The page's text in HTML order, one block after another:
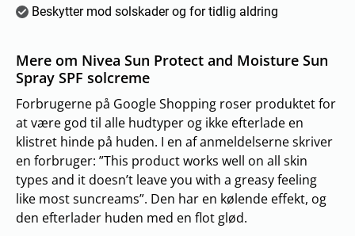
Beskytter mod solskader og for tidlig aldring
Mere om Nivea Sun Protect and Moisture Sun
Spray SPF solcreme
Forbrugerne på Google Shopping roser produktet for
at være god til alle hudtyper og ikke efterlade en
klistret hinde på huden. I en af anmeldelserne skriver
en forbruger: ”This product works well on all skin
types and it doesn’t leave you with a greasy feeling
like most suncreams”. Den har en kølende effekt, og
den efterlader huden med en flot glød.